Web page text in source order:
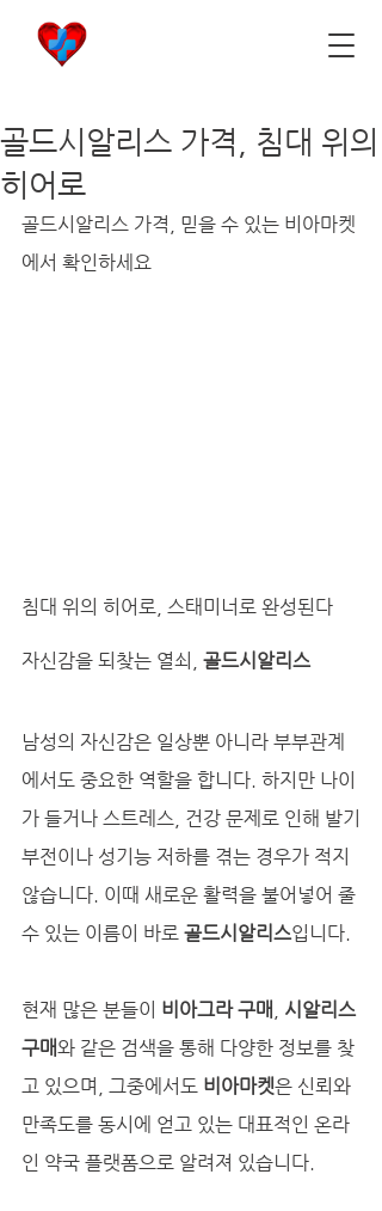
골드시알리스 가격, 침대 위의
히어로
골드시알리스 가격, 믿을 수 있는 비아마켓
에서 확인하세요
침대 위의 히어로, 스태미너로 완성된다
자신감을 되찾는 열쇠, 골드시알리스
남성의 자신감은 일상뿐 아니라 부부관계
에서도 중요한 역할을 합니다. 하지만 나이
가 들거나 스트레스, 건강 문제로 인해 발기
부전이나 성기능 저하를 겪는 경우가 적지
않습니다. 이때 새로운 활력을 불어넣어 줄
수 있는 이름이 바로 골드시알리스입니다.
현재 많은 분들이 비아그라 구매
시알리스
구매와 같은 검색을 통해 다양한 정보를 찾
고 있으며, 그중에서도 비아마켓은 신뢰와
만족도를 동시에 얻고 있는 대표적인 온라
인 약국 플랫폼으로 알려져 있습니다.